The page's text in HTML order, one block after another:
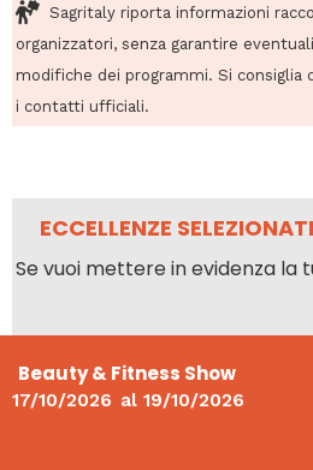
Sagritaly riporta informazioni
organizzatori, senza garantire
modifiche dei programmi. Si
i contatti ufficiali.
ECCELLENZE
Se vuoi mettere in evidenza la
Beauty & Fitness Show
17/10/2026 al 19/10/2026